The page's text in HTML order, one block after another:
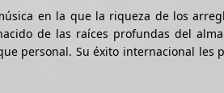
en la que la riqueza de los
de las raíces profundas del
personal. Su éxito internacional les